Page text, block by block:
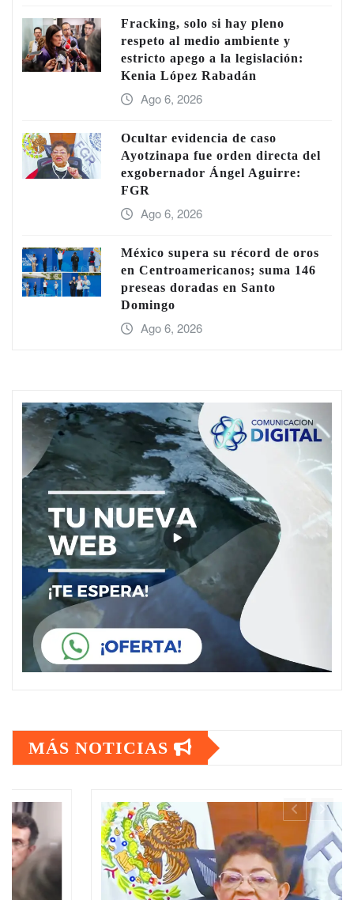
Fracking, solo si hay pleno
respeto al medio ambiente y
estricto apego a la legislación:
Kenia López Rabadán
Ago 6, 2026
Ocultar evidencia de caso
Ayotzinapa fue orden directa del
exgobernador Ángel Aguirre:
FGR
Ago 6, 2026
México supera su récord de oros
en Centroamericanos; suma 146
preseas doradas en Santo
Domingo
Ago 6, 2026
MÁS NOTICIAS